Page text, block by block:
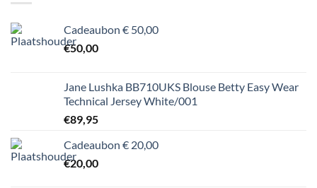
Cadeaubon € 50,00
€50,00
Jane Lushka BB710UKS Blouse Betty Easy Wear
Technical Jersey White/001
€89,95
Cadeaubon € 20,00
€20,00